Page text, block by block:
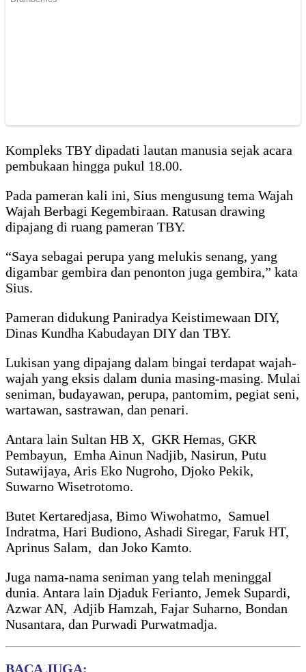
Kompleks TBY dipadati lautan manusia sejak acara
pembukaan hingga pukul 18.00.
Pada pameran kali ini, Sius mengusung tema Wajah
Wajah Berbagi Kegembiraan. Ratusan drawing
dipajang di ruang pameran TBY.
“Saya sebagai perupa yang melukis senang, yang
digambar gembira dan penonton juga gembira,” kata
Sius.
Pameran didukung Paniradya Keistimewaan DIY,
Dinas Kundha Kabudayan DIY dan TBY.
Lukisan yang dipajang dalam bingai terdapat wajah-
wajah yang eksis dalam dunia masing-masing. Mulai
seniman, budayawan, perupa, pantomim, pegiat seni,
wartawan, sastrawan, dan penari.
Antara lain Sultan HB X, GKR Hemas, GKR
Pembayun, Emha Ainun Nadjib, Nasirun, Putu
Sutawijaya, Aris Eko Nugroho, Djoko Pekik,
Suwarno Wisetrotomo.
Butet Kertaredjasa, Bimo Wiwohatmo, Samuel
Indratma, Hari Budiono, Ashadi Siregar, Faruk HT,
Aprinus Salam, dan Joko Kamto.
Juga nama-nama seniman yang telah meninggal
dunia. Antara lain Djaduk Ferianto, Jemek Supardi,
Azwar AN, Adjib Hamzah, Fajar Suharno, Bondan
Nusantara, dan Purwadi Purwatmadja.
BACA JUGA: